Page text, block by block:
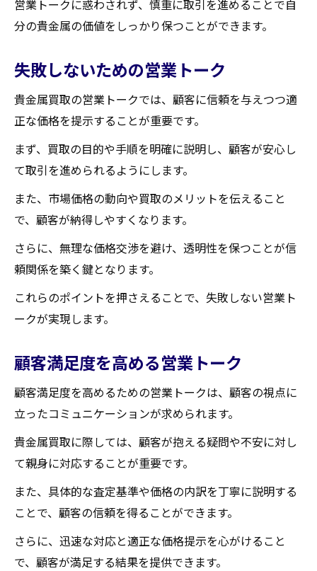
営業トークに惑わされず、慎重に取引を進めることで自
分の貴金属の価値をしっかり保つことができます。
失敗しないための営業トーク
貴金属買取の営業トークでは、顧客に信頼を与えつつ適
正な価格を提示することが重要です。
まず、買取の目的や手順を明確に説明し、顧客が安心し
て取引を進められるようにします。
また、市場価格の動向や買取のメリットを伝えること
で、顧客が納得しやすくなります。
さらに、無理な価格交渉を避け、透明性を保つことが信
頼関係を築く鍵となります。
これらのポイントを押さえることで、失敗しない営業ト
ークが実現します。
顧客満足度を高める営業トーク
顧客満足度を高めるための営業トークは、顧客の視点に
立ったコミュニケーションが求められます。
貴金属買取に際しては、顧客が抱える疑問や不安に対し
て親身に対応することが重要です。
また、具体的な査定基準や価格の内訳を丁寧に説明する
ことで、顧客の信頼を得ることができます。
さらに、迅速な対応と適正な価格提示を心がけること
で、顧客が満足する結果を提供できます。